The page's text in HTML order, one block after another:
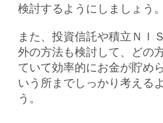
検討するようにしましょう。
また、投資信託や積立ＮＩ
外の方法も検討して、どの
ていて効率的にお金が貯め
いう所までしっかり考える
う。